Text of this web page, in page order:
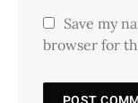
Save my
browser for